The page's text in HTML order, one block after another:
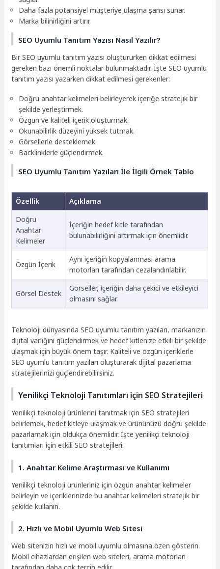
Daha fazla potansiyel müşteriye ulaşma şansı sunar.
Marka bilinirliğini artırır.
SEO Uyumlu Tanıtım Yazısı Nasıl Yazılır?
Bir SEO uyumlu tanıtım yazısı oluştururken dikkat edilmesi
gereken bazı önemli noktalar bulunmaktadır. İşte SEO uyumlu
tanıtım yazısı yazarken dikkat edilmesi gerekenler:
Doğru anahtar kelimeleri belirleyerek içeriğe stratejik bir
şekilde yerleştirmek.
Özgün ve kaliteli içerik oluşturmak.
Okunabilirlik düzeyini yüksek tutmak.
Görsellerle desteklemek.
Backlinklerle güçlendirmek.
SEO Uyumlu Tanıtım Yazıları İle İlgili Örnek Tablo
Özellik
Açıklama
Doğru
Anahtar
Kelimeler
İçeriğin hedef kitle tarafından
bulunabilirliğini artırmak için önemlidir.
Özgün İçerik
Aynı içeriğin kopyalanması arama
motorları tarafından cezalandırılabilir.
Görsel Destek
Görseller, içeriğin daha çekici ve etkileyici
olmasını sağlar.
Teknoloji dünyasında SEO uyumlu tanıtım yazıları, markanızın
dijital varlığını güçlendirmek ve hedef kitlenize etkili bir şekilde
ulaşmak için büyük önem taşır. Kaliteli ve özgün içeriklerle
SEO uyumlu tanıtım yazıları oluşturarak dijital pazarlama
stratejilerinizi güçlendirebilirsiniz.
Yenilikçi Teknoloji Tanıtımları için SEO Stratejileri
Yenilikçi teknoloji ürünlerini tanıtmak için SEO stratejileri
belirlemek, hedef kitleye ulaşmak ve ürününüzü doğru şekilde
pazarlamak için oldukça önemlidir. İşte yenilikçi teknoloji
tanıtımları için etkili SEO stratejileri:
1. Anahtar Kelime Araştırması ve Kullanımı
Yenilikçi teknoloji ürünleriniz için özgün anahtar kelimeler
belirleyin ve içeriklerinizde bu anahtar kelimeleri stratejik bir
şekilde kullanın.
2. Hızlı ve Mobil Uyumlu Web Sitesi
Web sitenizin hızlı ve mobil uyumlu olmasına özen gösterin.
Mobil cihazlardan erişilen web siteleri, arama motorları